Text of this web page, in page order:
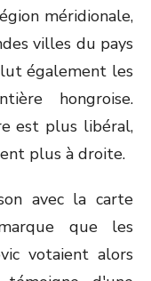
méridionale,
villes du pays
également les
hongroise.
est plus libéral,
plus à droite.
avec la carte
que les
votaient alors